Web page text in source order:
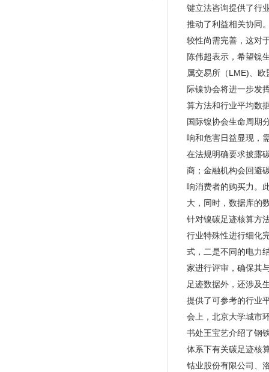
键立法咨询提供了行
推动了利益相关协同
较性尚需完善，这对
陈伟超表示，希望镍
属交易所（LME)、
际镍协会将进一步发
算方法和行业平均数
国际镍协会生命周期
响和危害日益显现，
在法规明确要求披露
商；金融机构会回避
响消费者的购买力。
大，同时，数据库的
针对镍碳足迹核算方
行业特殊性进行细化
式，二是不同的电力
家进行评审，确保其
足迹数据外，还涉及
提供了可参考的行业
会上，北京大学城市
书处王宝艺介绍了钢
体系下有关碳足迹核
钴业股份有限公司、